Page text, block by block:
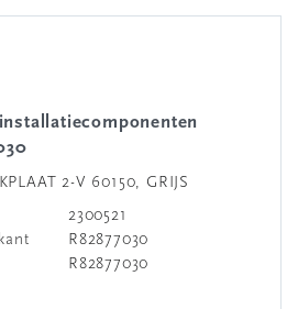
2-V 60150, GRIJS
2300521
R82877030
R82877030